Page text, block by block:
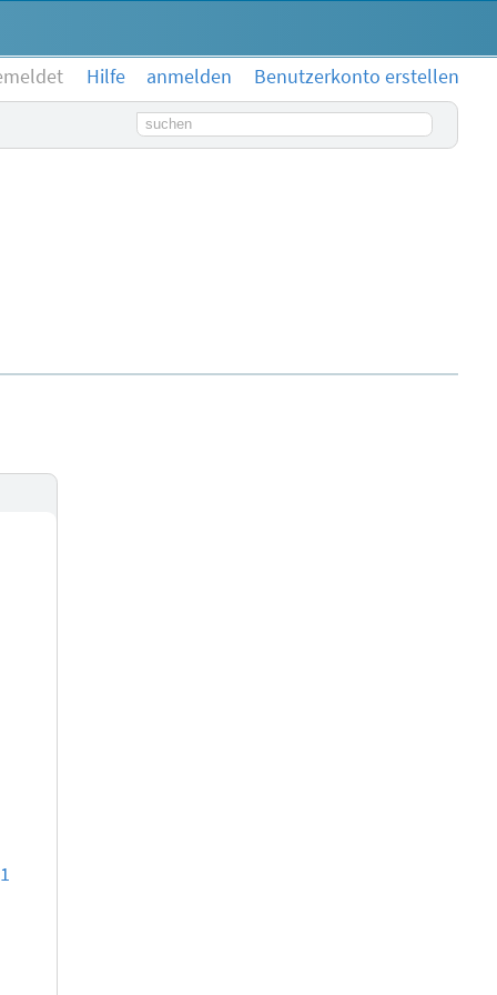
Hilfe anmelden
Benutzerkonto erstellen
Suchbegriff